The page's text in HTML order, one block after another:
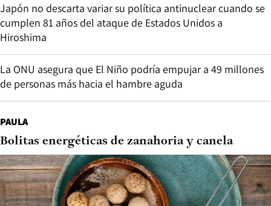
Japón no descarta variar su política antinuclear cuando se
cumplen 81 años del ataque de Estados Unidos a
Hiroshima
La ONU asegura que El Niño podría empujar a 49 millones
de personas más hacia el hambre aguda
PAULA
Bolitas energéticas de zanahoria y canela